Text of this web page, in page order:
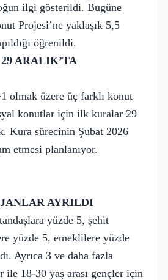
ilgi gösterildi. Bugüne
Projesi’ne yaklaşık 5,5
öğrenildi.
ARALIK’TA
olmak üzere üç farklı konut
konutlar için ilk kuralar 29
Kura sürecinin Şubat 2026
etmesi planlanıyor.
AYRILDI
yüzde 5, şehit
yüzde 5, emeklilere yüzde
Ayrıca 3 ve daha fazla
ile 18-30 yaş arası gençler için